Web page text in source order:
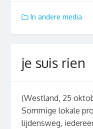
In andere media
je suis rien
(Westland, 25
Sommige lokale
lijdensweg,